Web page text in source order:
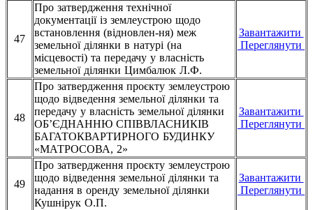
47
Про затвердження технічної
документації із землеустрою щодо
встановлення (відновлен-ня) меж
земельної ділянки в натурі (на
місцевості) та передачу у власність
земельної ділянки Цимбалюк Л.Ф.
Завантажити
Переглянути
48
Про затвердження проєкту землеустрою
щодо відведення земельної ділянки та
передачу у власність земельної ділянки
ОБ’ЄДНАННЮ СПІВВЛАСНИКІВ
БАГАТОКВАРТИРНОГО БУДИНКУ
«МАТРОСОВА, 2»
Завантажити
Переглянути
49
Про затвердження проєкту землеустрою
щодо відведення земельної ділянки та
надання в оренду земельної ділянки
Кушнірук О.П.
Завантажити
Переглянути